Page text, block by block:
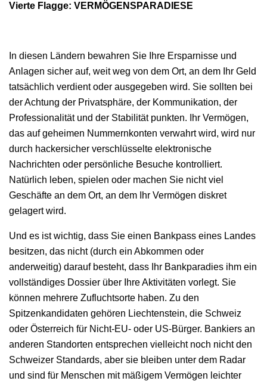
Vierte Flagge: VERMÖGENSPARADIESE
In diesen Ländern bewahren Sie Ihre Ersparnisse und
Anlagen sicher auf, weit weg von dem Ort, an dem Ihr Geld
tatsächlich verdient oder ausgegeben wird. Sie sollten bei
der Achtung der Privatsphäre, der Kommunikation, der
Professionalität und der Stabilität punkten. Ihr Vermögen,
das auf geheimen Nummernkonten verwahrt wird, wird nur
durch hackersicher verschlüsselte elektronische
Nachrichten oder persönliche Besuche kontrolliert.
Natürlich leben, spielen oder machen Sie nicht viel
Geschäfte an dem Ort, an dem Ihr Vermögen diskret
gelagert wird.
Und es ist wichtig, dass Sie einen Bankpass eines Landes
besitzen, das nicht (durch ein Abkommen oder
anderweitig) darauf besteht, dass Ihr Bankparadies ihm ein
vollständiges Dossier über Ihre Aktivitäten vorlegt. Sie
können mehrere Zufluchtsorte haben. Zu den
Spitzenkandidaten gehören Liechtenstein, die Schweiz
oder Österreich für Nicht-EU- oder US-Bürger. Bankiers an
anderen Standorten entsprechen vielleicht noch nicht den
Schweizer Standards, aber sie bleiben unter dem Radar
und sind für Menschen mit mäßigem Vermögen leichter